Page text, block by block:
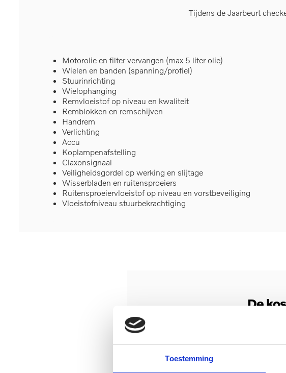
Toestemming
Tijdens de Jaarbeurt
Motorolie en filter vervangen (max 5 liter olie)
Wielen en banden (spanning/profiel)
Stuurinrichting
Wielophanging
Remvloeistof op niveau en kwaliteit
Remblokken en remschijven
Handrem
Verlichting
Accu
Koplampenafstelling
Claxonsignaal
Veiligheidsgordel op werking en slijtage
Wisserbladen en ruitensproeiers
Ruitensproeiervloeistof op niveau en vorstbeveiliging
Vloeistofniveau stuurbekrachtiging
De
Bij Serva houden we van
werkzaamheden vereist zijn vragen wij